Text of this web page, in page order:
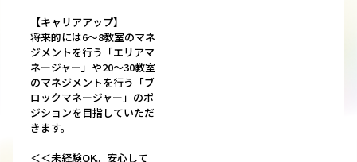
【キャリアアップ】
将来的には6～8教室のマネ
ジメントを行う「エリアマ
ネージャー」や20～30教室
のマネジメントを行う「ブ
ロックマネージャー」のポ
ジションを目指していただ
きます。
＜＜未経験OK。安心して